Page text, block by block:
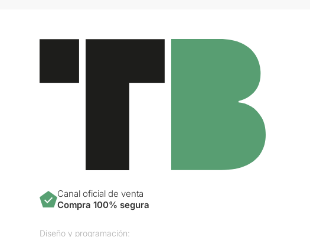
Canal oficial de venta
Compra 100% segura
Diseño y programación: